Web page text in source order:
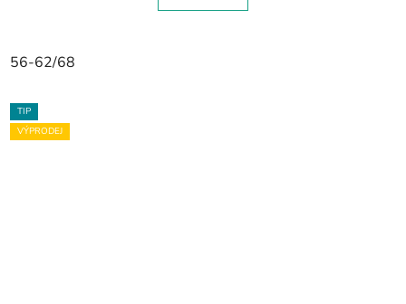
56-62/68
TIP
VÝPRODEJ